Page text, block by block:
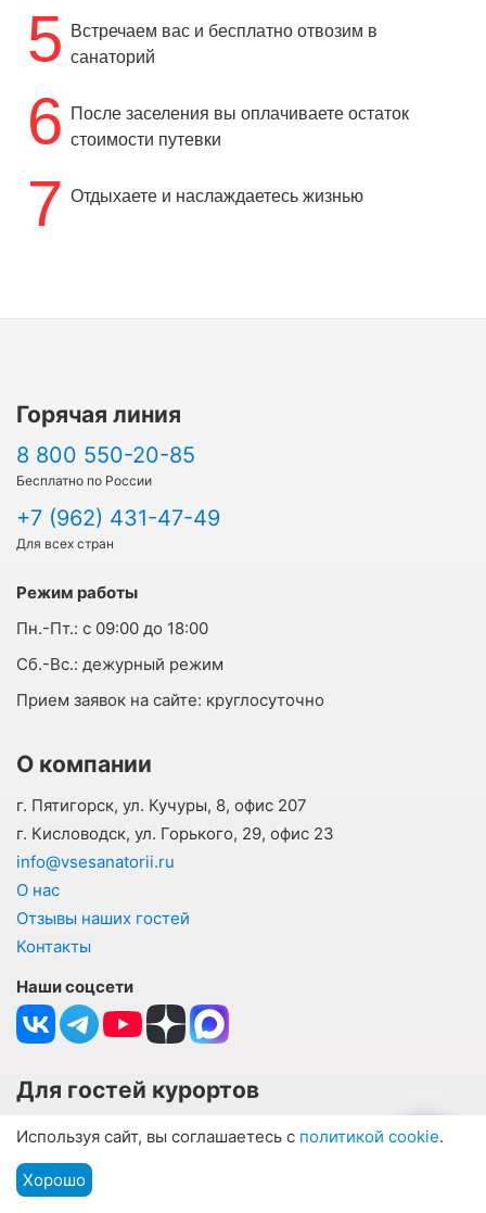
5
Встречаем вас и бесплатно отвозим в
санаторий
6
После заселения вы оплачиваете остаток
стоимости путевки
7 Отдыхаете и наслаждаетесь жизнью
Горячая линия
8 800 550-20-85
Бесплатно по России
+7 (962) 431-47-49
Для всех стран
Режим работы
Пн.-Пт.: с 09:00 до 18:00
Cб.-Вс.: дежурный режим
Прием заявок на сайте: круглосуточно
О компании
г. Пятигорск, ул. Кучуры, 8, офис 207
г. Кисловодск, ул. Горького, 29, офис 23
info@vsesanatorii.ru
О нас
Отзывы наших гостей
Контакты
Наши соцсети
Для гостей курортов
Оплата
Информация для туристов
Частые вопросы и ответы
Меню
Используя сайт, вы соглашаетесь с политикой cookie.
Хорошо